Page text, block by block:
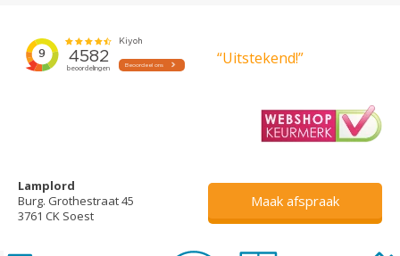
“Uitstekend!”
Lamplord
Burg. Grothestraat 45
3761 CK Soest
Maak afspraak